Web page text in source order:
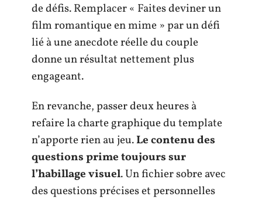
de défis. Remplacer « Faites deviner un
film romantique en mime » par un défi
lié à une anecdote réelle du couple
donne un résultat nettement plus
engageant.
En revanche, passer deux heures à
refaire la charte graphique du template
n’apporte rien au jeu.Le contenu des
questions prime toujours sur
l’habillage visuel. Un fichier sobre avec
des questions précises et personnelles